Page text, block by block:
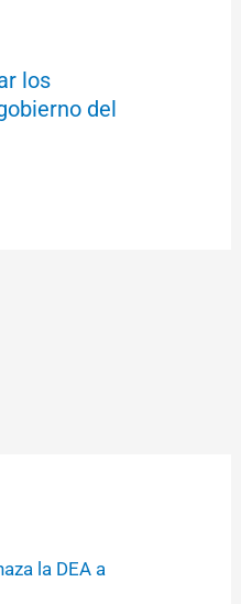
los
del
la DEA a